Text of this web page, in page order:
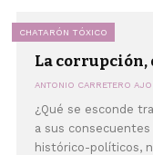
CHATARÓN TÓXICO
La corrupción,
ANTONIO CARRETERO AJO
¿Qué se esconde
a sus
histórico-políticos,